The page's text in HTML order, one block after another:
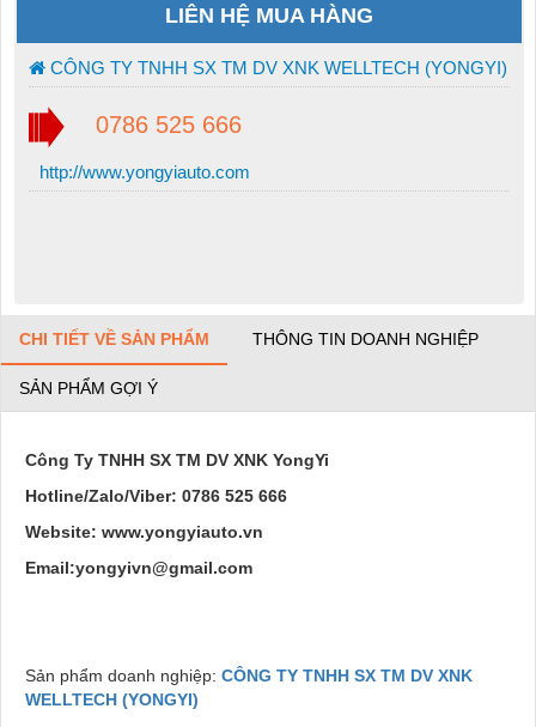
LIÊN HỆ MUA HÀNG
CÔNG TY TNHH SX TM DV XNK WELLTECH (YONGYI)
0786 525 666
http://www.yongyiauto.com
CHI TIẾT VỀ SẢN PHẨM THÔNG TIN DOANH NGHIỆP
SẢN PHẨM GỢI Ý
Công Ty TNHH SX TM DV XNK YongYi
Hotline/Zalo/Viber: 0786 525 666
Website: www.yongyiauto.vn
Email:yongyivn@gmail.com
Sản phẩm doanh nghiệp: CÔNG TY TNHH SX TM DV XNK
WELLTECH (YONGYI)